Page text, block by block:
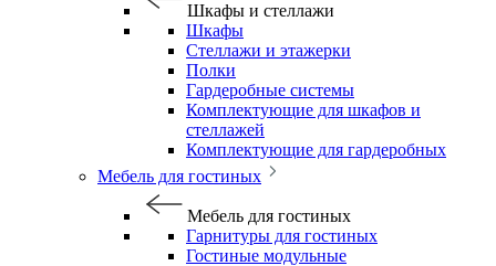
Шкафы и стеллажи
Шкафы
Стеллажи и этажерки
Полки
Гардеробные системы
Комплектующие для шкафов и
стеллажей
Комплектующие для гардеробных
Мебель для гостиных
Мебель для гостиных
Гарнитуры для гостиных
Гостиные модульные